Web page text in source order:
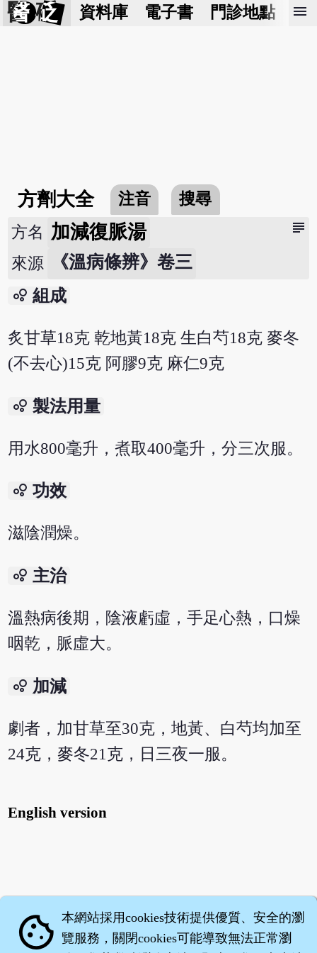
醫 砭 資料庫 電子書 門診地點 預
menu
方劑大全 注音 搜尋
subject
方名 加減復脈湯
來源 《溫病條辨》卷三
bubble_chart 組成
炙甘草18克 乾地黃18克 生白芍18克 麥冬
(不去心)15克 阿膠9克 麻仁9克
bubble_chart 製法用量
用水800毫升，煮取400毫升，分三次服。
bubble_chart 功效
滋陰潤燥。
bubble_chart 主治
溫熱病後期，陰液虧虛，手足心熱，口燥
咽乾，脈虛大。
bubble_chart 加減
劇者，加甘草至30克，地黃、白芍均加至
24克，麥冬21克，日三夜一服。
English version
cookie 本網站採用cookies技術提供優質、安全的瀏
覽服務，關閉cookies可能導致無法正常瀏